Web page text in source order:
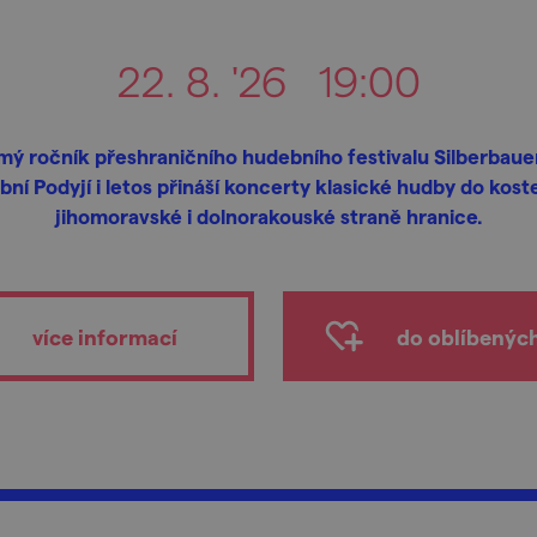
22. 8. '26 19:00
ročník přeshraničního hudebního festivalu
Podyjí i letos přináší koncerty klasické hudby do
jihomoravské i dolnorakouské straně hranice.
více informací do